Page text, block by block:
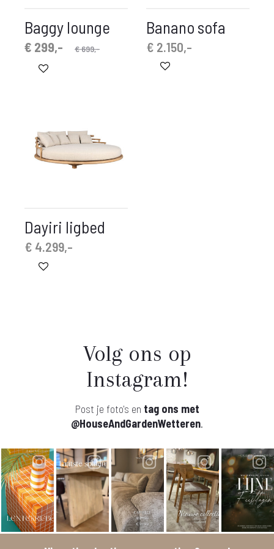
Baggy lounge
€699,-
prijs
€ 299,-
Banano sofa
€ 2.150,-
Dayiri ligbed
€ 4.299,-
Volg ons op
Instagram!
Post je foto's en tag ons met
@HouseAndGardenWetteren.